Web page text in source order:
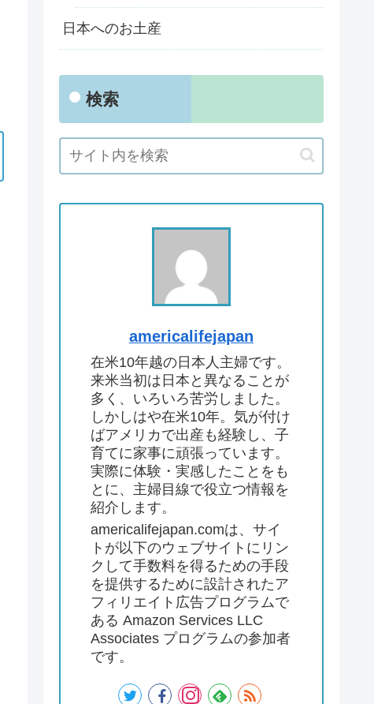
日本へのお土産
検索
americalifejapan
在米10年越の日本人主婦です。
来米当初は日本と異なることが
多く、いろいろ苦労しました。
しかしはや在米10年。気が付け
ばアメリカで出産も経験し、子
育てに家事に頑張っています。
実際に体験・実感したことをも
とに、主婦目線で役立つ情報を
紹介します。
americalifejapan.comは、サイ
トが以下のウェブサイトにリン
クして手数料を得るための手段
を提供するために設計されたア
フィリエイト広告プログラムで
ある Amazon Services LLC
Associates プログラムの参加者
です。